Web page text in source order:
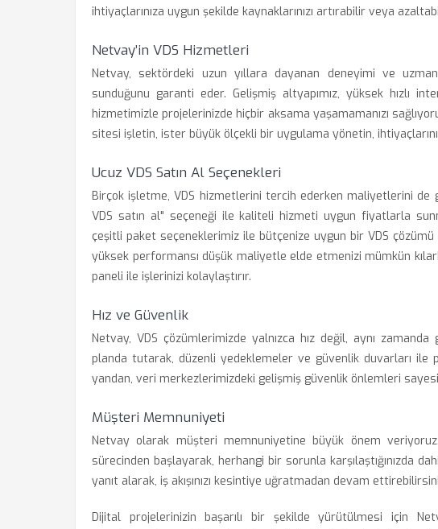
ihtiyaçlarınıza uygun şekilde kaynaklarınızı artırabilir veya
Netvay’in VDS Hizmetleri
Netvay, sektördeki uzun yıllara dayanan deneyimi ve
sunduğunu garanti eder. Gelişmiş altyapımız, yüksek hızlı
hizmetimizle projelerinizde hiçbir aksama yaşamamanızı
sitesi işletin, ister büyük ölçekli bir uygulama yönetin,
Ucuz VDS Satın Al Seçenekleri
Birçok işletme, VDS hizmetlerini tercih ederken maliyetlerini de
VDS satın al" seçeneği ile kaliteli hizmeti uygun fiyatlarla
çeşitli paket seçeneklerimiz ile bütçenize uygun bir VDS
yüksek performansı düşük maliyetle elde etmenizi mümkün
paneli ile işlerinizi kolaylaştırır.
Hız ve Güvenlik
Netvay, VDS çözümlerimizde yalnızca hız değil, aynı
planda tutarak, düzenli yedeklemeler ve güvenlik duvarları ile
yandan, veri merkezlerimizdeki gelişmiş güvenlik önlemleri
Müşteri Memnuniyeti
Netvay olarak müşteri memnuniyetine büyük önem
sürecinden başlayarak, herhangi bir sorunla karşılaştığınızda
yanıt alarak, iş akışınızı kesintiye uğratmadan devam
Dijital projelerinizin başarılı bir şekilde yürütülmesi için